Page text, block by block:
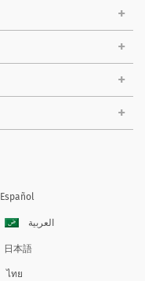
Español
العربية
日本語
ไทย